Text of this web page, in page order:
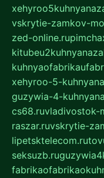
vskrytie-zamkov-
zed-online.ru
xehyroo-5-
guzywia-4-
cs68.ruvladivostok-
raszar.ruvskrytie-
lipetsktelecom.ru
seksuzb.ru